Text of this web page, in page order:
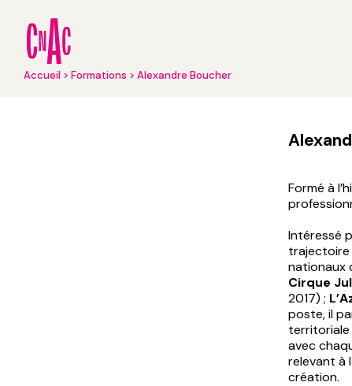
contenu
principal
Fil
Accueil Formations Alexandre Boucher
Formé à
Intéressé
trajectoire
nationaux
Cirque
2017) ;
poste, il
territoriale
avec
relevant à
création.